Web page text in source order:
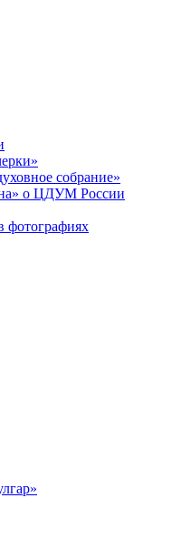
собрание»
о ЦДУМ России